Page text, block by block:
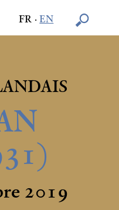
FR ·EN
2019